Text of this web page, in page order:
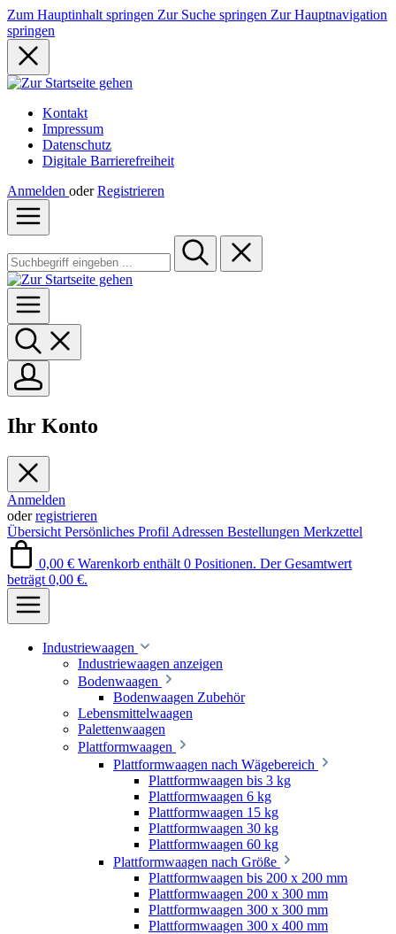
Zum Hauptinhalt springen Zur Suche springen Zur Hauptnavigation
springen
Kontakt
Impressum
Datenschutz
Digitale Barrierefreiheit
Anmelden oder Registrieren
Ihr Konto
Anmelden
oderregistrieren
Übersicht Persönliches Profil Adressen Bestellungen Merkzettel
0,00 € Warenkorb enthält 0 Positionen. Der Gesamtwert
beträgt 0,00 €.
Industriewaagen
Industriewaagen anzeigen
Bodenwaagen
Bodenwaagen Zubehör
Lebensmittelwaagen
Palettenwaagen
Plattformwaagen
Plattformwaagen nach Wägebereich
Plattformwaagen bis 3 kg
Plattformwaagen 6 kg
Plattformwaagen 15 kg
Plattformwaagen 30 kg
Plattformwaagen 60 kg
Plattformwaagen nach Größe
Plattformwaagen bis 200 x 200 mm
Plattformwaagen 200 x 300 mm
Plattformwaagen 300 x 300 mm
Plattformwaagen 300 x 400 mm